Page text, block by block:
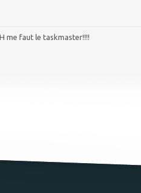
me faut le taskmaster!!!!